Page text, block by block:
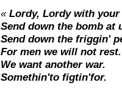
« Lordy, Lordy with
Send down the bomb at
Send down the friggin'
For men we will not rest.
We want another war.
Somethin'to figtin'for.